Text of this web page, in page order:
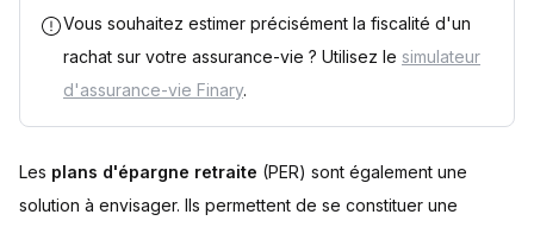
Vous souhaitez estimer précisément la fiscalité d'un
rachat sur votre assurance-vie ? Utilisez le simulateur
d'assurance-vie Finary.
Les plans d'épargne retraite (PER) sont également une
solution à envisager. Ils permettent de se constituer une